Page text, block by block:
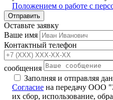
Положением о работе с
Оставьте заявку
Ваше имя
Контактный телефон
сообщения
Заполняя и отправляя
Согласие на передачу ООО
их сбор, использование,